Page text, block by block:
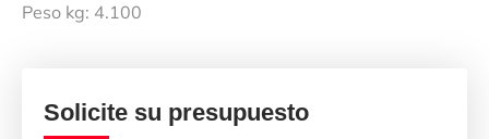
Peso kg: 4.100
Solicite su presupuesto